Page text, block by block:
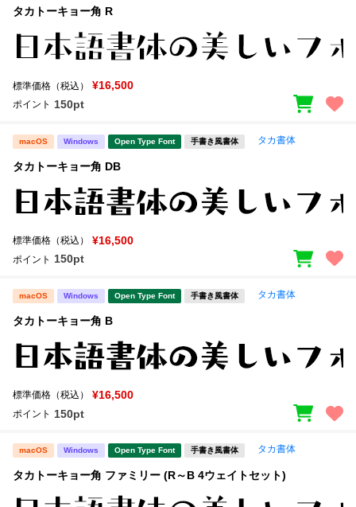
タカトーキョー角 R
標準価格（税込） ¥16,500
ポイント 150pt
macOS Windows Open Type Font 手書き風書体 タカ書体
タカトーキョー角 DB
標準価格（税込） ¥16,500
ポイント 150pt
macOS Windows Open Type Font 手書き風書体 タカ書体
タカトーキョー角 B
標準価格（税込） ¥16,500
ポイント 150pt
macOS Windows Open Type Font 手書き風書体 タカ書体
タカトーキョー角 ファミリー (R～B 4ウェイトセット)